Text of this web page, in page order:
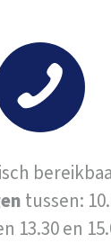
tussen:
13.30 en